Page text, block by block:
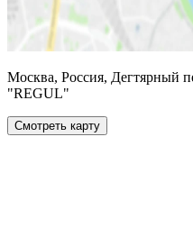
Москва, Россия, Дегтярный
"REGUL"
Смотреть карту